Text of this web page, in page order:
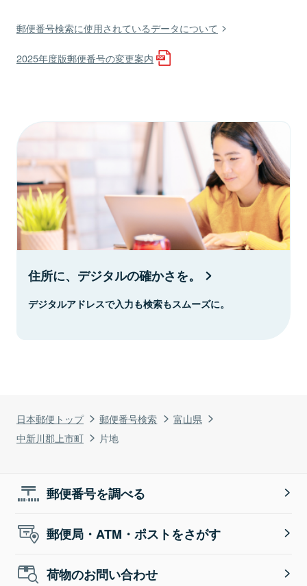
日本郵便トップ 郵便番号検索
富山県
中新川郡上市町
片地
郵便番号検索に使用されているデータについて
2025年度版郵便番号の変更案内
住所に、デジタルの確かさを。
デジタルアドレスで入力も検索もスムーズに。
郵便番号を調べる
郵便局・ATM・ポストをさがす
荷物のお問い合わせ